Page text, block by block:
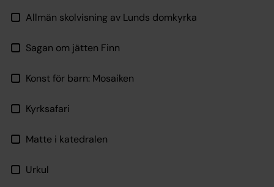
Allmän skolvisning av Lunds domkyrka
Sagan om jätten Finn
Konst för barn: Mosaiken
Kyrksafari
Matte i katedralen
Urkul